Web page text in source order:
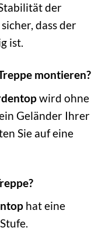
der
dass der
ist.
montieren?
wird ohne
Geländer Ihrer
Sie auf eine
hat eine